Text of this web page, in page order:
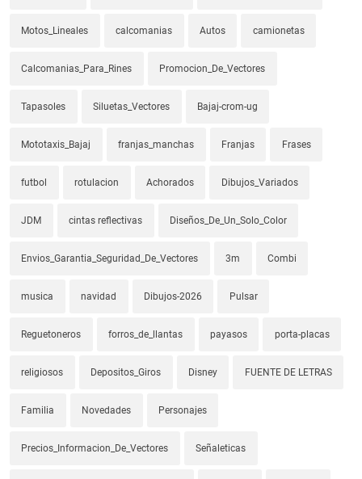
Motos_Lineales calcomanias Autos camionetas
Calcomanias_Para_Rines Promocion_De_Vectores
Tapasoles Siluetas_Vectores Bajaj-crom-ug
Mototaxis_Bajaj franjas_manchas Franjas Frases
futbol rotulacion Achorados Dibujos_Variados
JDM cintas reflectivas Diseños_De_Un_Solo_Color
Envios_Garantia_Seguridad_De_Vectores 3m Combi
musica navidad Dibujos-2026 Pulsar
Reguetoneros forros_de_llantas payasos porta-placas
religiosos Depositos_Giros Disney FUENTE DE LETRAS
Familia Novedades Personajes
Precios_Informacion_De_Vectores Señaleticas